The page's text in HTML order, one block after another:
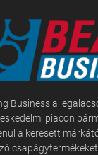
Business a
piacon
a keresett